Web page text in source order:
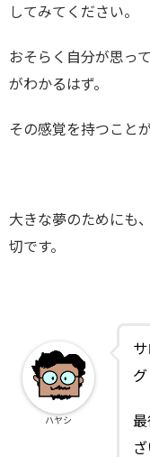
してみてください。
おそらく自分が思っ
がわかるはず。
その感覚を持つこと
大きな夢のためにも
切です。
ハヤシ